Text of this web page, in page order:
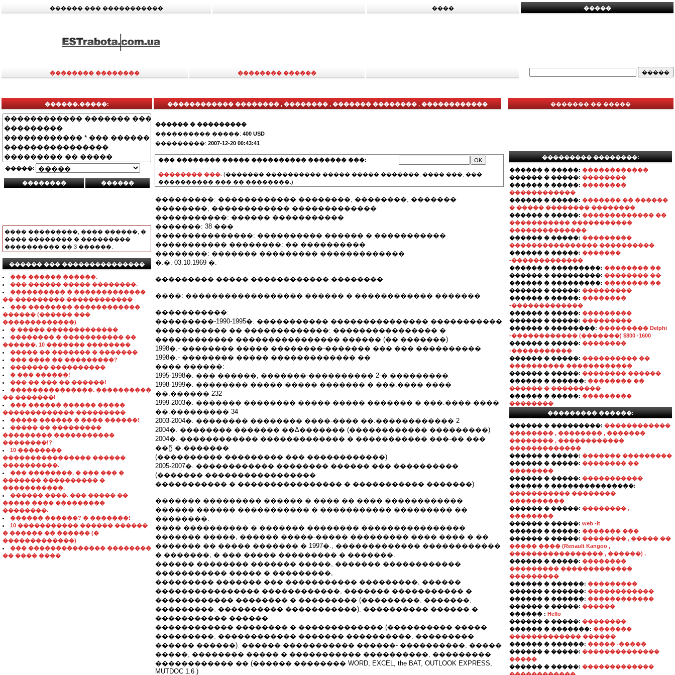
������ ��� ����������� ���� �����
�������� �������� �������� ������
������.�����:
�����:
���� ���������, ���� ������, �
���� �������� � ���������
���������� �� 3 ������.
������ ��� ���������������
��� ������ ������.
��� ������ ����� ��������.
���������� � �������������
�� ��������� ������������
��� �������� ������������
������ (������ ���
�������������)
� ����� �������������
�������� � ����������� ��
������. 10 ������� ��������
����� �� ������� � �������
��� ���� �� ���������?
������� ����������
� ��� ������!
��� �� ��� �� ������!
���������������. ����������
�� �������!
��� ������ ������ �����
������������� ���������
����� ������ � ���� ������!
����� �� ���������
��������� �����������
��������!?
10 ��������
���������������� ������
����������.
��� ��������, � ��� ��� �
������� ���������� �
�����������.
������ ����. ��� ����� ��
����� ���� ���������
��������.
������ ������? � �������!
10 ����������� ������ ������
� ������ �� ������ (�
�������������)
��� �������������� ��������
�� ���� ����
������������ �������� , �������� , ������� �������� , ������������
�������������
������ � ���������
���������� �����: 400 USD
���������: 2007-12-20 00:43:41
��� �������� ����� ���������� ������� ���:
�������� ���. (������� ���������� ����� ����� �������, ���� ���, ���
���������� ��� �� ��������.)
���������: ������������ ��������, ��������, �������
��������, ������������ �������������
�����������: ������ �����������
�������: 38 ���
���������������: ���������� ������ � �����������
����������� ��������: �� ����������
��������: ������� ��������� �������������
�.�. 03.10.1969 �.
��������� ����� ������������ ��������
����: ������������������ ������ � ������������ �������
�����������:
���������-1990-1995�. ����������� ��������������� �����������
����������� �� �������������: ���������������� �
������������ ���������������� ������ (�� �������)
1998�.- �������� ����� ��������-������� ��� ��� ����������
1998�.- �������� ����� ������������� ��
���� ������:
1995-1998�. ��� ������, �������-���������� 2-� ���������
1998-1999�. �������� �����-����� ������� � ���.����-����
��.������ 232
1999-2003�. ������� �������� �����-����� ������� � ���.����-����
��.��������� 34
2003-2004�. �������� �������� ����-���� ��.������������ 2
2004�. �������� ������� ��Δ������� (������������ ���������)
2004�. ������������ ������������� � ����������� ���-�� ���
��Ҕ �.�������
(���������� ��������� ��� ������������)
2005-2007�. ������������ �������� ������ ��� ����������
(������� �����������������
����������� � ���������������� � ����������� �������)
������� ��������� ������ � ���� �� ���� ������������
������ ������ ����������� � ����������� ��������� ��
��������.
���� ���������� � ������� �������� ����������������
������� �����, ������ �����-����� ��������� ���� ���� � ��
������� �� ����� ������� � 1997�., ������������� ������������
� �������, � ��� ����� ��������� � �������.
������ �������� ������� �����, ������� ������������
����������� ����� � ���������,
��������� ������� ��� ����������� ���������, ������
���������������� ������������, ������� ����������� �
������������ �������� � ��������� (���������, �������,
���������, ���������� �����������), ���������� ������ �
����������� ������.
������������ �������� � ������������� (���������� �����
���������, ������������ ������� ����������, ���������
������ ������). ������ ����������� ������- ����������, �����
�����, �������� ����� � ����������� ����������, ���������
������������ �� (������ �������� WORD, EXCEL, the BAT, OUTLOOK EXPRESS,
MUTDOC 1.6 )
������� �� �����
��������� ��������:
������ � �����: ������������
������ � �����: ��������
������ � �����: ��������
������������
������ � �����: ������� �� ������
� ����� �������� ��������
������ � �����: ������������� ��
����������� �����������
��������������
������ � �����: ���������
���������������� ����������
������ � �����: �������
-�������������
������ � ���������: �������� ��
������ � ���������: �������� ��
������ � ���������: �������� ��
������ � �����: ���������
������ � �����: ��������
-�������������
������ � �����: ���������
������ � �����: ���������
������ � ��������: ��������� Delphi
-������������ (�������) $800 -1600
������ � �����: ��������
-�����������
������ � �����: ���������� ��
���������� ������������
������ � �����: �������� ������
������ � ������: �������� ��
������ � ���������
������ � �����: ���������
��������
��������� ������:
������ � ���������: ������������
�������� , �������� , �������
�������� , ������������
�������������
������ � �����: ������� ���������
������ � �����: �������� ��
��������
������ � �����: �����������
������ � ���������������:
����������� ��������
����������
������ � �����: �������� ,
��������
������ � �����: web -it
������ � �����: ������� ���
������ � �����: �������� , ����� ��
����� ���� (Renault Kangoo ,
����������������� , ������) .
������ � �����: ��������
��������� �������������
���������
������ � ������: ���������
������ � ������: ������������
������ � ������: ������������
������ � �����: ������
������ : Hello
������ � �����: ��������
������ � �������: �������
������������� ������
������ � ������: ����� -�����
������ � �����: ��������������
�����
������ � �����: �������������